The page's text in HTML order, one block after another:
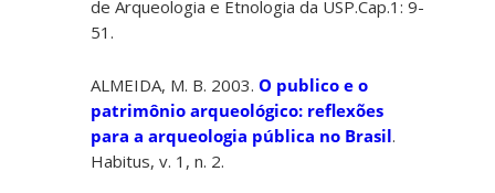
de Arqueologia e Etnologia da USP.Cap.1: 9-
51.
ALMEIDA, M. B. 2003.O publico e o
patrimônio arqueológico: reflexões
para a arqueologia pública no Brasil.
Habitus, v. 1, n. 2.